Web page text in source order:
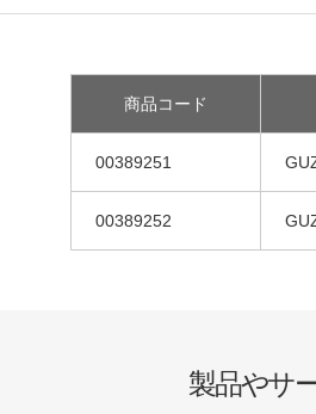
商品コード
00389251
00389252
製品やサ